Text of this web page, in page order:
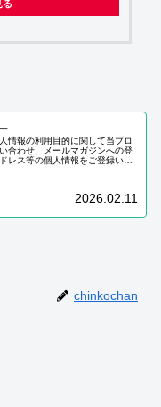
る
情報の利用目的に関して当ブロ
合わせ、メールマガジンへの登
レス等の個人情報をご登録いた
2026.02.11
chinkochan